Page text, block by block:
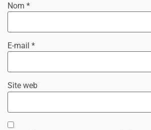
Nom *
E-mail *
Site web